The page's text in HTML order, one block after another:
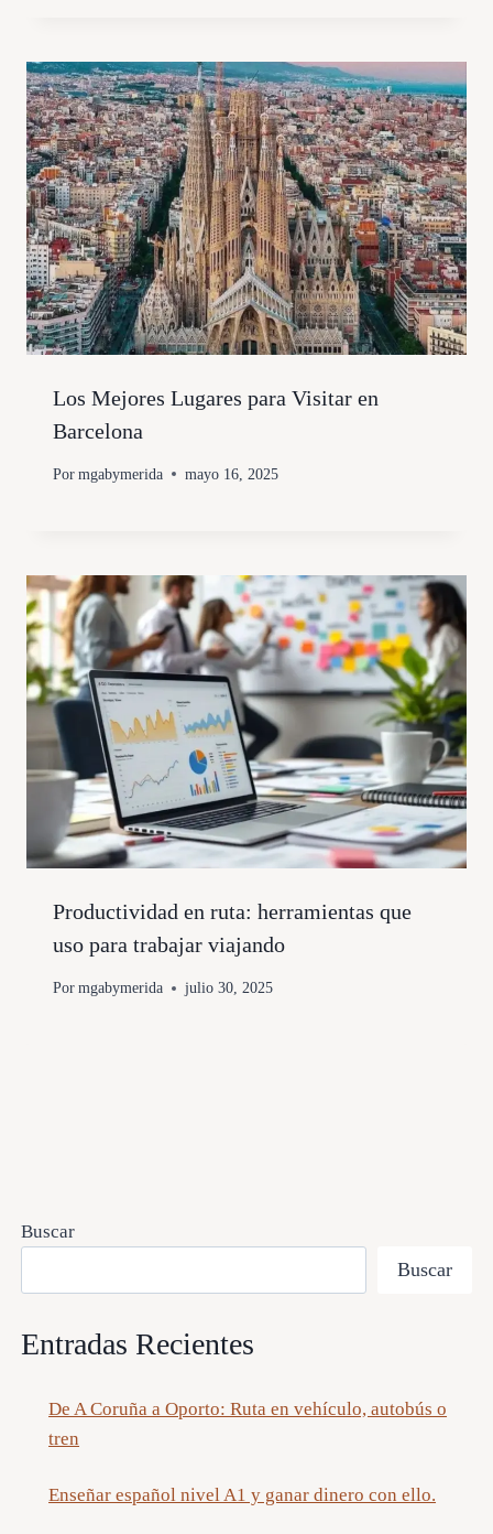
Los Mejores Lugares para Visitar en
Barcelona
Por mgabymerida mayo 16, 2025
Productividad en ruta: herramientas que
uso para trabajar viajando
Por mgabymerida julio 30, 2025
Buscar
Buscar
Entradas Recientes
De A Coruña a Oporto: Ruta en vehículo, autobús o
tren
Enseñar español nivel A1 y ganar dinero con ello.